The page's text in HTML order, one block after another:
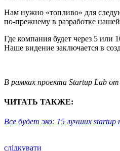
Нам нужно «топливо» для
по-прежнему в разработке
Где компания будет через 5
Наше видение заключается в
В рамках проекта Startup Lab
ЧИТАТЬ ТАКЖЕ:
Все будет эко: 15 лучших startup
слідкувати